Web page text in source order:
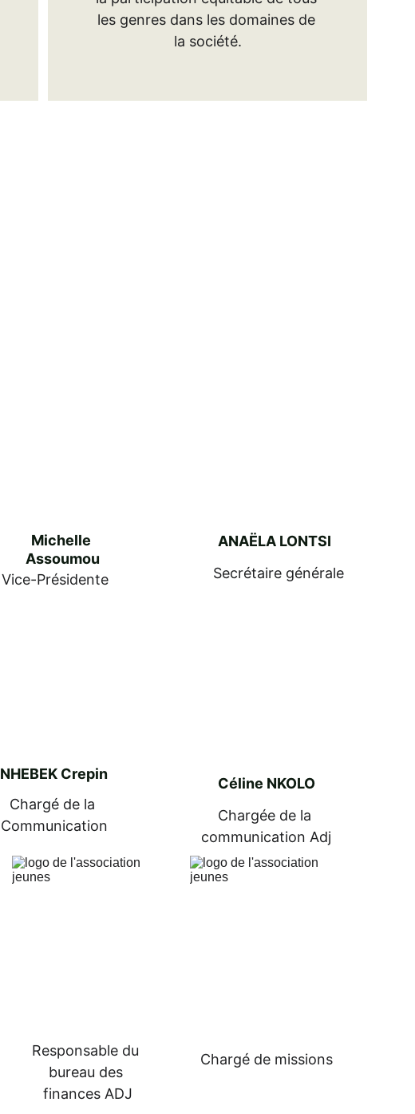
les genres dans les domaines de
la société.
Michelle
Assoumou
Vice-Présidente
ANAËLA LONTSI
Céline NKOLO
NHEBEK Crepin
Secrétaire générale
Chargé de la
Communication
Chargée de la
communication Adj
Responsable du
bureau des
finances ADJ
Chargé de missions